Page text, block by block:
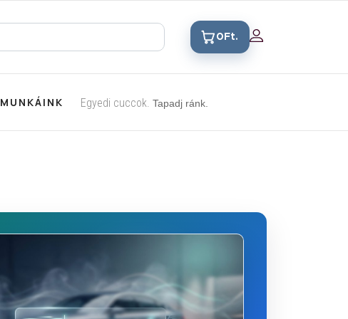
0Ft.
MUNKÁINK Egyedi cuccok. Tapadj ránk.